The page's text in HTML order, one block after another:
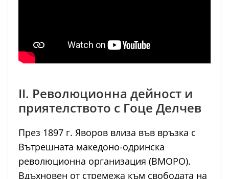
II. Революционна дейност и
приятелството с Гоце Делчев
През 1897 г. Яворов влиза във връзка с
Вътрешната македоно-одринска
революционна организация (ВМОРО).
Вдъхновен от стремежа към свободата на